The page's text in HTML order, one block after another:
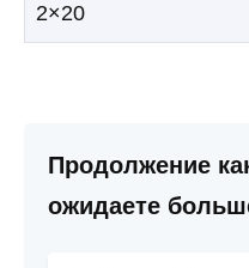
2×20
Продолжение
ожидаете